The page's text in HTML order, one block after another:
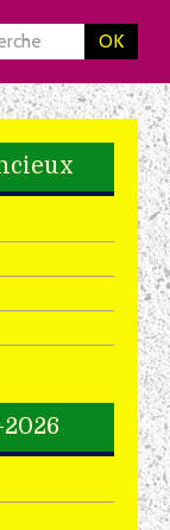
OK